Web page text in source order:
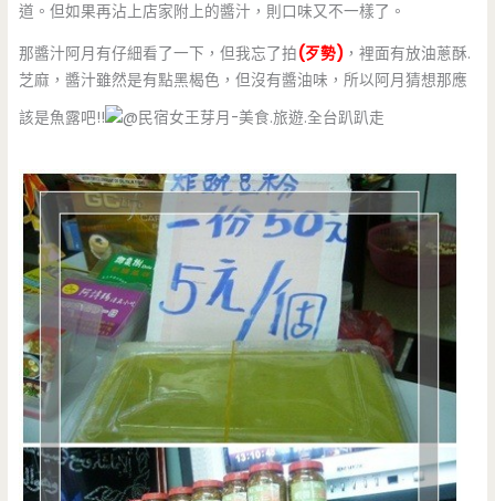
道。但如果再沾上店家附上的醬汁，則口味又不一樣了。
那醬汁阿月有仔細看了一下，但我忘了拍(歹勢) ，裡面有放油蔥酥.
芝麻，醬汁雖然是有點黑楬色，但沒有醬油味，所以阿月猜想那應
該是魚露吧!!